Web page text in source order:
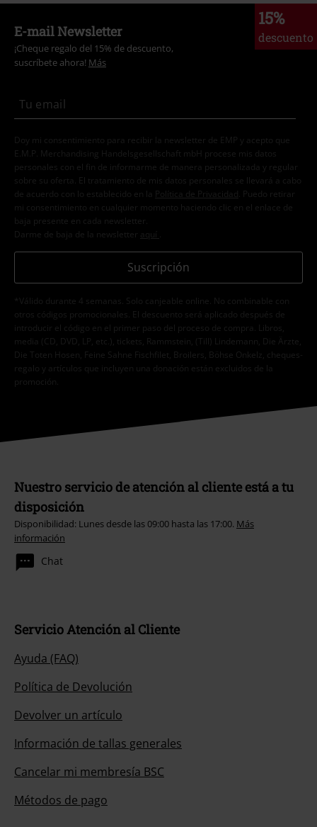
15%
descuento
E-mail Newsletter
¡Cheque regalo del 15% de descuento,
suscríbete ahora! Más
Doy mi consentimiento para recibir la newsletter de EMP y acepto que
E.M.P. Merchandising Handelsgesellschaft mbH procese mis datos
personales con el fin de informarme de manera personalizada y regular
sobre su oferta. El tratamiento de mis datos personales se llevará a cabo
de acuerdo con lo establecido en la
Política de Privacidad . Puedo retirar
mi consentimiento en cualquier momento haciendo clic en el enlace de
baja presente en cada newsletter.
Darme de baja de la newsletter
aquí
Suscripción
*Válido durante 4 semanas. Solo canjeable online. No combinable con
otros códigos promocionales. El descuento será aplicado después de
introducir el código en el primer paso del proceso de compra. Libros,
media (CD, DVD, LP, etc.), tickets, Rammstein, (Till) Lindemann, Die Ärzte,
Die Toten Hosen, Feine Sahne Fischfilet, Broilers, Böhse Onkelz, cheques-
regalo y artículos que incluyen una donación están excluidos de la
promoción.
Nuestro servicio de atención al cliente está a tu
disposición
Disponibilidad: Lunes desde las 09:00 hasta las 17:00. Más
información
Chat
Servicio Atención al Cliente
Ayuda (FAQ)
Política de Devolución
Devolver un artículo
Información de tallas generales
Cancelar mi membresía BSC
Métodos de pago